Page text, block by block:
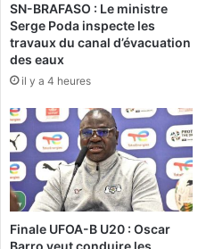
l
B
a
s
s
l
é
r
e
n
o
u
v
e
s
:
«
’
e
s
t
p
u
SN-BRAFASO : Le ministre
Serge Poda inspecte les
travaux du canal d’évacuation
des eaux
il y a 4 heures
Finale UFOA-B U20 : Oscar
Barro veut conduire les